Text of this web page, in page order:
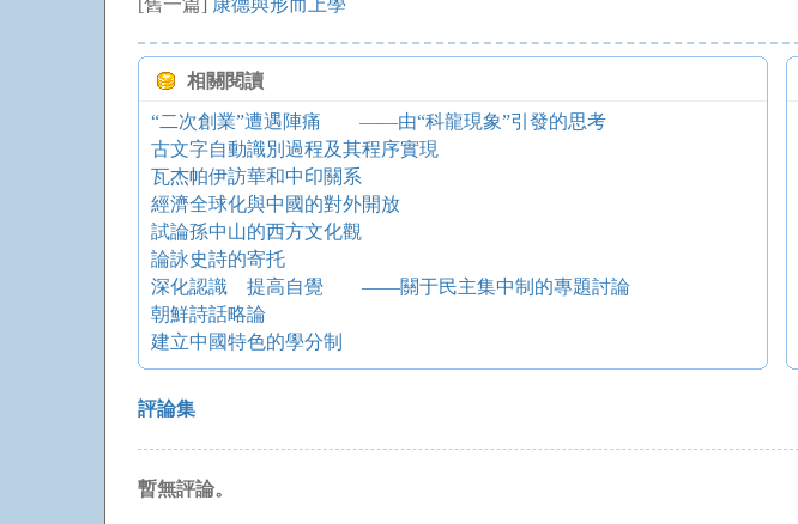
[舊一篇] 康德與形而上學
相關閱讀
“二次創業”遭遇陣痛 ——由“科龍現象”引發的思考
古文字自動識別過程及其程序實現
瓦杰帕伊訪華和中印關系
經濟全球化與中國的對外開放
試論孫中山的西方文化觀
論詠史詩的寄托
深化認識 提高自覺 ——關于民主集中制的專題討論
朝鮮詩話略論
建立中國特色的學分制
評論集
暫無評論。